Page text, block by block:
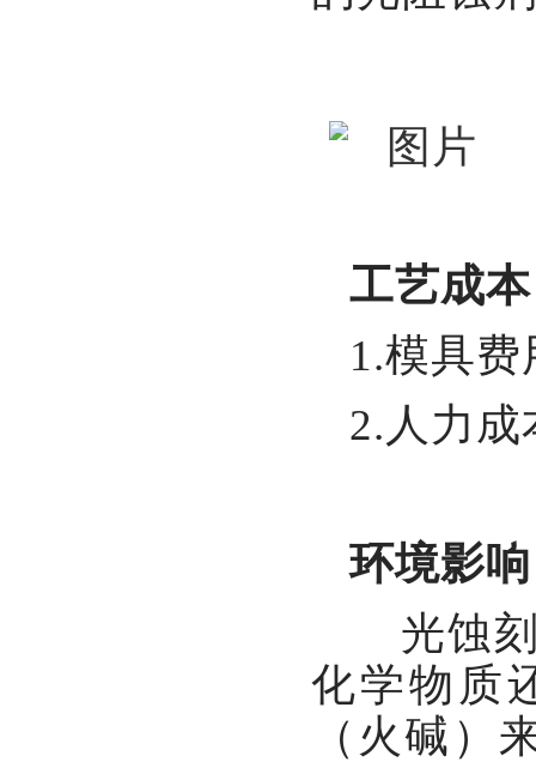
工艺成本
1.模具费
2.人力成
环境影响
光蚀刻
化学物质
（火碱）